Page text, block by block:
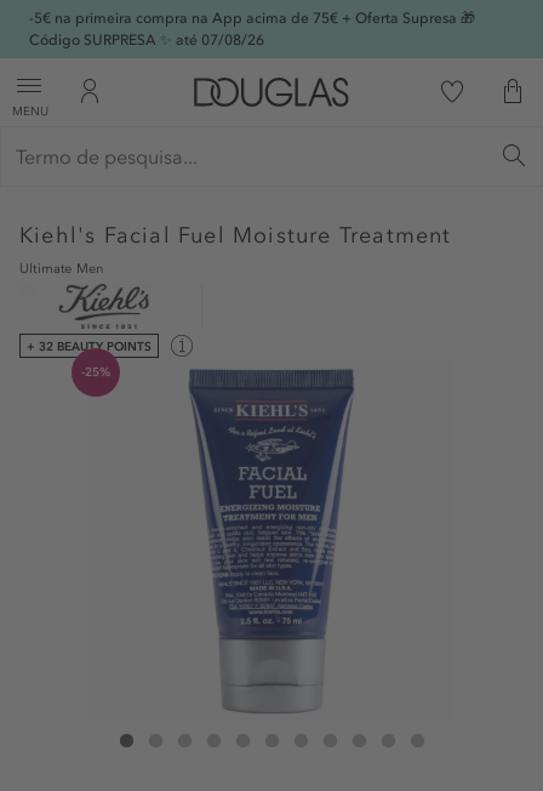
-5€ na primeira compra na App acima de 75€ + Oferta Supresa 🎁
Código SURPRESA ✨ até 07/08/26
MENU
Kiehl's Facial Fuel Moisture Treatment
Ultimate Men
+ 32 BEAUTY POINTS
-25%
Kiehl's Facial Fuel Moisture Treatment